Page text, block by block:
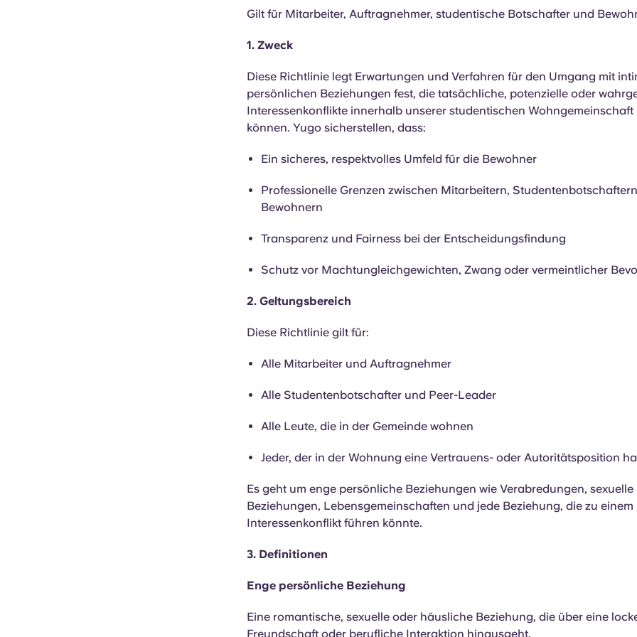
Gilt für Mitarbeiter, Auftragnehmer, studentische Botschafter und
1. Zweck
Diese Richtlinie legt Erwartungen und Verfahren für den Umgang mit
persönlichen Beziehungen fest, die tatsächliche, potenzielle oder
Interessenkonflikte innerhalb unserer studentischen Wohngemeinschaft
können. Yugo sicherstellen, dass:
Ein sicheres, respektvolles Umfeld für die Bewohner
Professionelle Grenzen zwischen Mitarbeitern,
Bewohnern
Transparenz und Fairness bei der Entscheidungsfindung
Schutz vor Machtungleichgewichten, Zwang oder vermeintlicher
2. Geltungsbereich
Diese Richtlinie gilt für:
Alle Mitarbeiter und Auftragnehmer
Alle Studentenbotschafter und Peer-Leader
Alle Leute, die in der Gemeinde wohnen
Jeder, der in der Wohnung eine Vertrauens- oder Autoritätsposition
Es geht um enge persönliche Beziehungen wie Verabredungen, sexuelle
Beziehungen, Lebensgemeinschaften und jede Beziehung, die zu einem
Interessenkonflikt führen könnte.
3. Definitionen
Enge persönliche Beziehung
Eine romantische, sexuelle oder häusliche Beziehung, die über eine
Freundschaft oder berufliche Interaktion hinausgeht.